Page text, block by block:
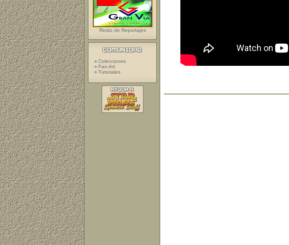
Resto de Reportajes
Colecciones
Fan-Art
Tutoriales